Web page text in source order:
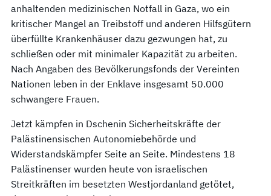
anhaltenden medizinischen Notfall in Gaza, wo ein
kritischer Mangel an Treibstoff und anderen Hilfsgütern
überfüllte Krankenhäuser dazu gezwungen hat, zu
schließen oder mit minimaler Kapazität zu arbeiten.
Nach Angaben des Bevölkerungsfonds der Vereinten
Nationen leben in der Enklave insgesamt 50.000
schwangere Frauen.
Jetzt kämpfen in Dschenin Sicherheitskräfte der
Palästinensischen Autonomiebehörde und
Widerstandskämpfer Seite an Seite. Mindestens 18
Palästinenser wurden heute von israelischen
Streitkräften im besetzten Westjordanland getötet,